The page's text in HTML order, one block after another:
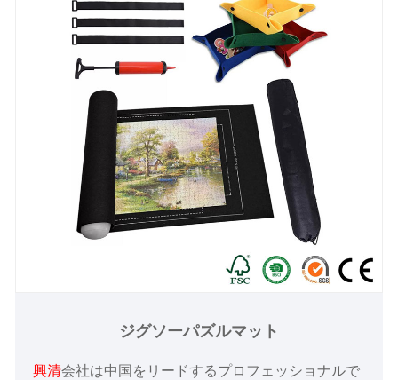
ジグソーパズルマット
興清会社は中国をリードするプロフェッショナルで